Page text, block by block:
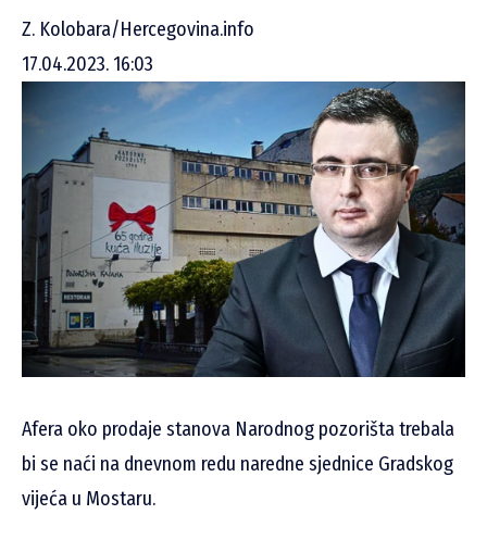
Z. Kolobara/Hercegovina.info
17.04.2023. 16:03
Afera oko prodaje stanova Narodnog pozorišta trebala
bi se naći na dnevnom redu naredne sjednice Gradskog
vijeća u Mostaru.